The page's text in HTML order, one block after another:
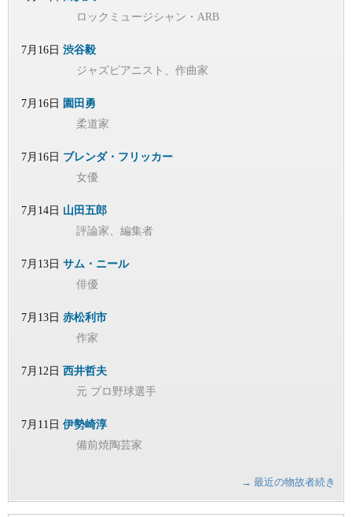
ロックミュージシャン・ARB
7月16日 渋谷毅
ジャズピアニスト、作曲家
7月16日 園田勇
柔道家
7月16日 ブレンダ・フリッカー
女優
7月14日 山田五郎
評論家、編集者
7月13日 サム・ニール
俳優
7月13日 赤松利市
作家
7月12日 西井哲夫
元 プロ野球選手
7月11日 伊勢崎淳
備前焼陶芸家
→ 最近の物故者続き